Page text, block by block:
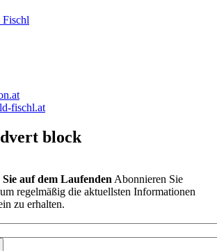
fischl.at
block
auf dem Laufenden Abonnieren Sie
regelmäßig die aktuellsten Informationen
zu erhalten.